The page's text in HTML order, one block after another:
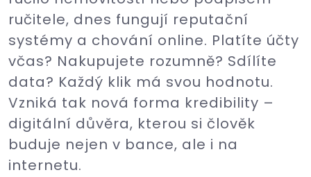
ručitele, dnes fungují reputační
systémy a chování online. Platíte účty
včas? Nakupujete rozumně? Sdílíte
data? Každý klik má svou hodnotu.
Vzniká tak nová forma kredibility –
digitální důvěra, kterou si člověk
buduje nejen v bance, ale i na
internetu.